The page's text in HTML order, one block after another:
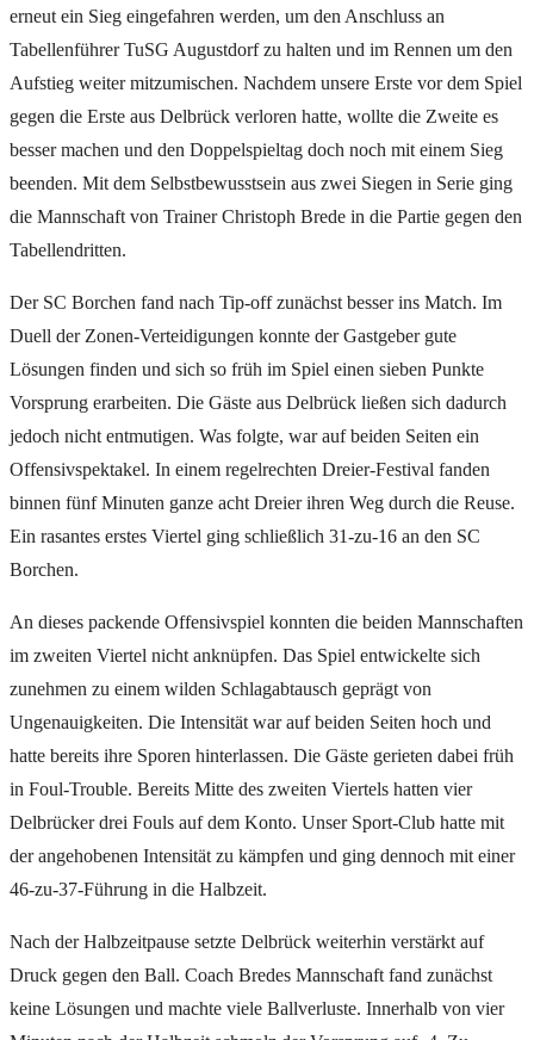
erneut ein Sieg eingefahren werden, um den Anschluss an
Tabellenführer TuSG Augustdorf zu halten und im Rennen um den
Aufstieg weiter mitzumischen. Nachdem unsere Erste vor dem Spiel
gegen die Erste aus Delbrück verloren hatte, wollte die Zweite es
besser machen und den Doppelspieltag doch noch mit einem Sieg
beenden. Mit dem Selbstbewusstsein aus zwei Siegen in Serie ging
die Mannschaft von Trainer Christoph Brede in die Partie gegen den
Tabellendritten.
Der SC Borchen fand nach Tip-off zunächst besser ins Match. Im
Duell der Zonen-Verteidigungen konnte der Gastgeber gute
Lösungen finden und sich so früh im Spiel einen sieben Punkte
Vorsprung erarbeiten. Die Gäste aus Delbrück ließen sich dadurch
jedoch nicht entmutigen. Was folgte, war auf beiden Seiten ein
Offensivspektakel. In einem regelrechten Dreier-Festival fanden
binnen fünf Minuten ganze acht Dreier ihren Weg durch die Reuse.
Ein rasantes erstes Viertel ging schließlich 31-zu-16 an den SC
Borchen.
An dieses packende Offensivspiel konnten die beiden Mannschaften
im zweiten Viertel nicht anknüpfen. Das Spiel entwickelte sich
zunehmen zu einem wilden Schlagabtausch geprägt von
Ungenauigkeiten. Die Intensität war auf beiden Seiten hoch und
hatte bereits ihre Sporen hinterlassen. Die Gäste gerieten dabei früh
in Foul-Trouble. Bereits Mitte des zweiten Viertels hatten vier
Delbrücker drei Fouls auf dem Konto. Unser Sport-Club hatte mit
der angehobenen Intensität zu kämpfen und ging dennoch mit einer
46-zu-37-Führung in die Halbzeit.
Nach der Halbzeitpause setzte Delbrück weiterhin verstärkt auf
Druck gegen den Ball. Coach Bredes Mannschaft fand zunächst
keine Lösungen und machte viele Ballverluste. Innerhalb von vier